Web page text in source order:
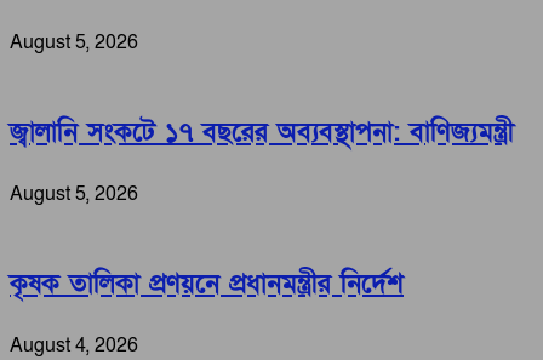
August 5, 2026
জ্বালানি সংকটে ১৭ বছরের অব্যবস্থাপনা: বাণিজ্যমন্ত্রী
August 5, 2026
কৃষক তালিকা প্রণয়নে প্রধানমন্ত্রীর নির্দেশ
August 4, 2026